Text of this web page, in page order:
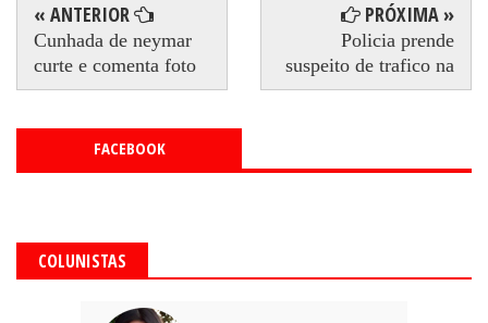
« ANTERIOR
Cunhada de neymar
curte e comenta foto
PRÓXIMA »
Policia prende
suspeito de trafico na
FACEBOOK
COLUNISTAS